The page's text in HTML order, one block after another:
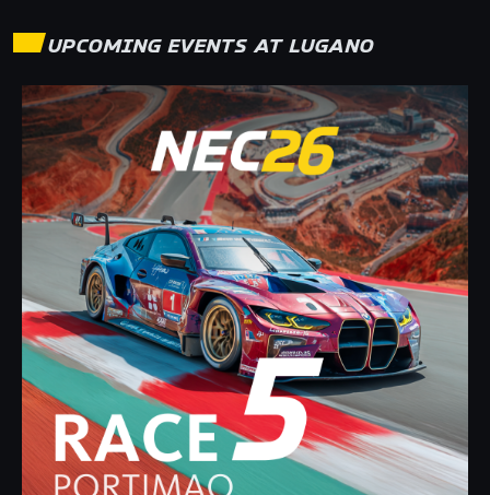
UPCOMING EVENTS ATLUGANO